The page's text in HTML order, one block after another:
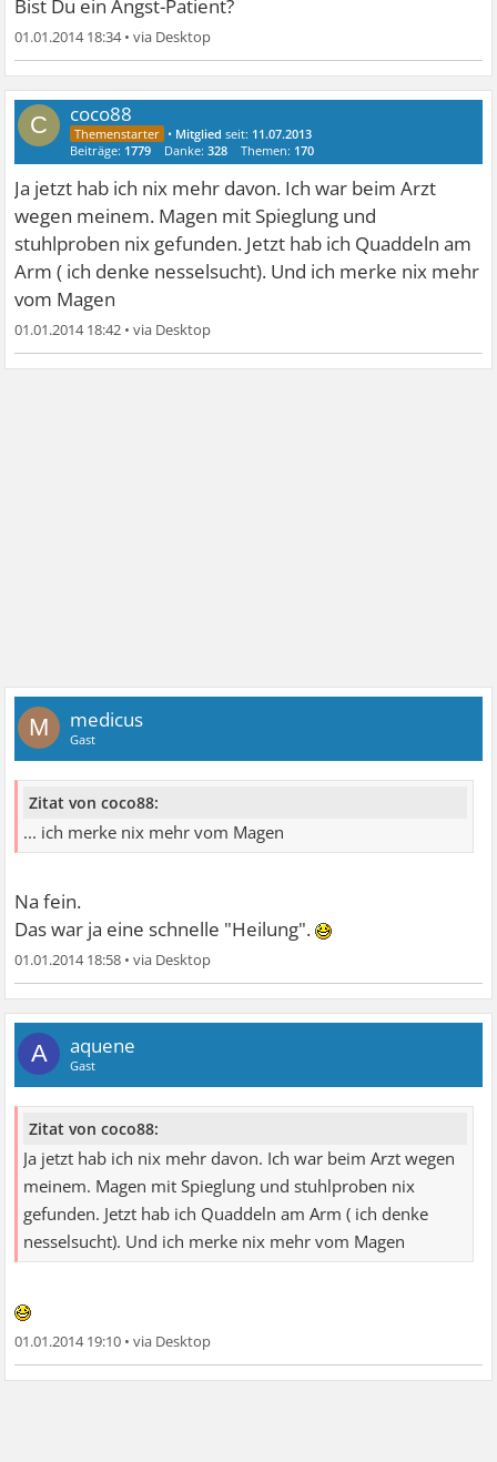
Bist Du ein Angst-Patient?
01.01.2014 18:34•
C coco88
• Mitglied seit: 11.07.2013
Beiträge: 1779 Danke:328 Themen: 170
Ja jetzt hab ich nix mehr davon. Ich war beim Arzt
wegen meinem. Magen mit Spieglung und
stuhlproben nix gefunden. Jetzt hab ich Quaddeln am
Arm ( ich denke nesselsucht). Und ich merke nix mehr
vom Magen
01.01.2014 18:42 •
M medicus
Gast
Zitat von coco88:
... ich merke nix mehr vom Magen
Na fein.
Das war ja eine schnelle "Heilung".
01.01.2014 18:58 •
A aquene
Gast
Zitat von coco88:
Ja jetzt hab ich nix mehr davon. Ich war beim Arzt wegen
meinem. Magen mit Spieglung und stuhlproben nix
gefunden. Jetzt hab ich Quaddeln am Arm ( ich denke
nesselsucht). Und ich merke nix mehr vom Magen
01.01.2014 19:10 •